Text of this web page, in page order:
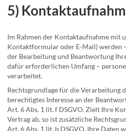
5)
Im Rahmen der Kontaktaufnahme mit
Kontaktformular oder E-Mail) werden
der Bearbeitung und Beantwortung
dafür erforderlichen Umfang –
verarbeitet.
Rechtsgrundlage für die Verarbeitung
berechtigtes Interesse an der
Art. 6 Abs. 1 lit. f DSGVO. Zielt Ihre
Vertrag ab, so ist zusätzliche
Art. 6 Abs. 1 lit. b DSGVO. Ihre Daten